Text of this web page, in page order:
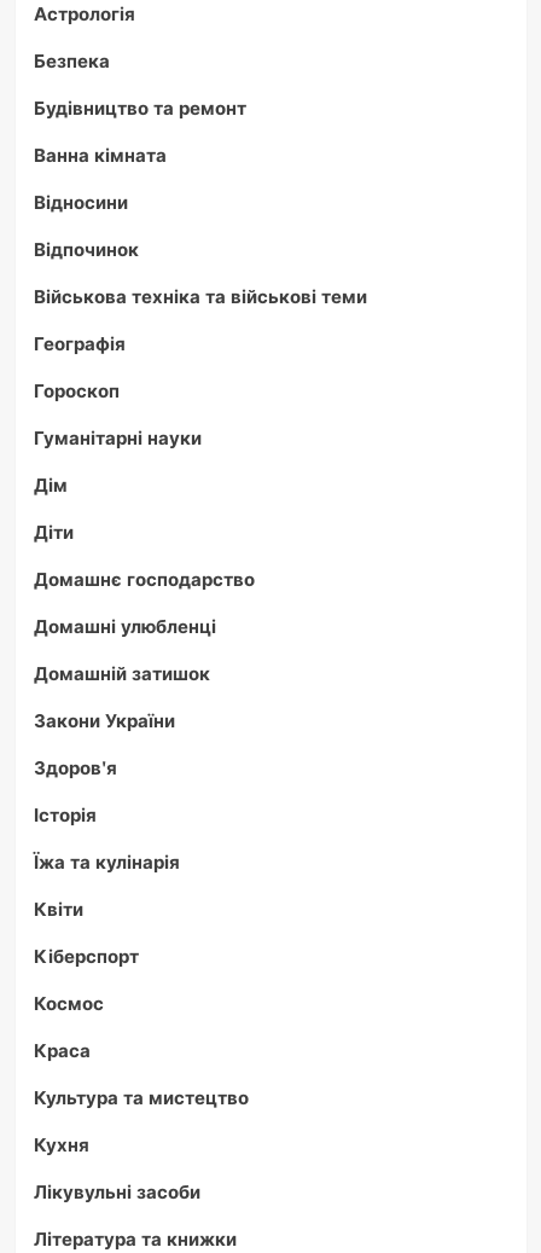
Астрологія
Безпека
Будівництво та ремонт
Ванна кімната
Відносини
Відпочинок
Військова техніка та військові теми
Географія
Гороскоп
Гуманітарні науки
Дім
Діти
Домашнє господарство
Домашні улюбленці
Домашній затишок
Закони України
Здоров'я
Історія
Їжа та кулінарія
Квіти
Кіберспорт
Космос
Краса
Культура та мистецтво
Кухня
Лікувульні засоби
Література та книжки